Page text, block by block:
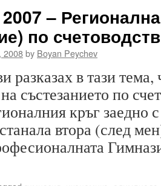
–
по
2008by Boyan Peychev
разказах в тази
състезанието по
кръг заедно
втора (след